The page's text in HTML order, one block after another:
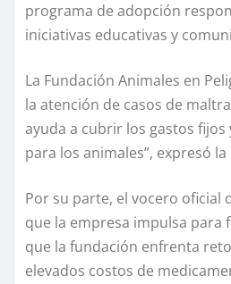
programa de adopción
iniciativas educativas y
La Fundación Animales en
la atención de casos de
ayuda a cubrir los gastos
para los animales”, expresó
Por su parte, el vocero oficial
que la empresa impulsa para
que la fundación enfrenta
elevados costos de